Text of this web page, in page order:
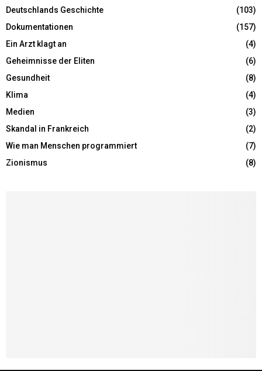
Deutschlands Geschichte
(103)
Dokumentationen
(157)
Ein Arzt klagt an
(4)
Geheimnisse der Eliten
(6)
Gesundheit
(8)
Klima
(4)
Medien
(3)
Skandal in Frankreich
(2)
Wie man Menschen programmiert
(7)
Zionismus
(8)